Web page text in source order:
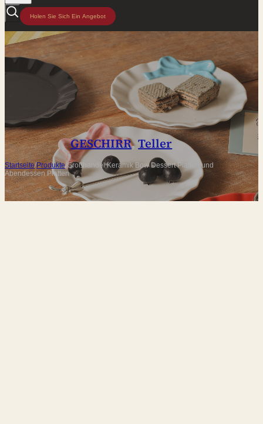
Holen Sie Sich Ein Angebot
GESCHIRR,Teller
Startseite/Produkte/Großhandel Keramik Bow Dessert Platten und
Abendessen Platten